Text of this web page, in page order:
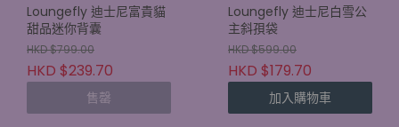
Loungefly 迪士尼富貴貓
甜品迷你背囊
HKD $799.00
HKD $239.70
售罄
Loungefly 迪士尼白雪公
主斜孭袋
HKD $599.00
HKD $179.70
加入購物車